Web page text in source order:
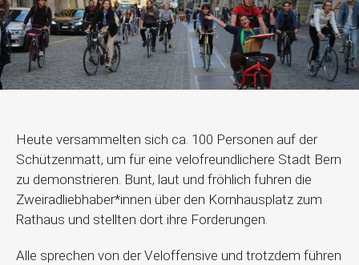
Heute versammelten sich ca. 100 Personen auf der
Schützenmatt, um für eine velofreundlichere Stadt Bern
zu demonstrieren. Bunt, laut und fröhlich fuhren die
Zweiradliebhaber*innen über den Kornhausplatz zum
Rathaus und stellten dort ihre Forderungen.
Alle sprechen von der Veloffensive und trotzdem führen